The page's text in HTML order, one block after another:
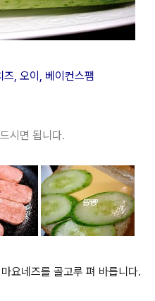
, 오이, 베이컨스팸
시면 됩니다.
요네즈를 골고루 펴 바릅니다.